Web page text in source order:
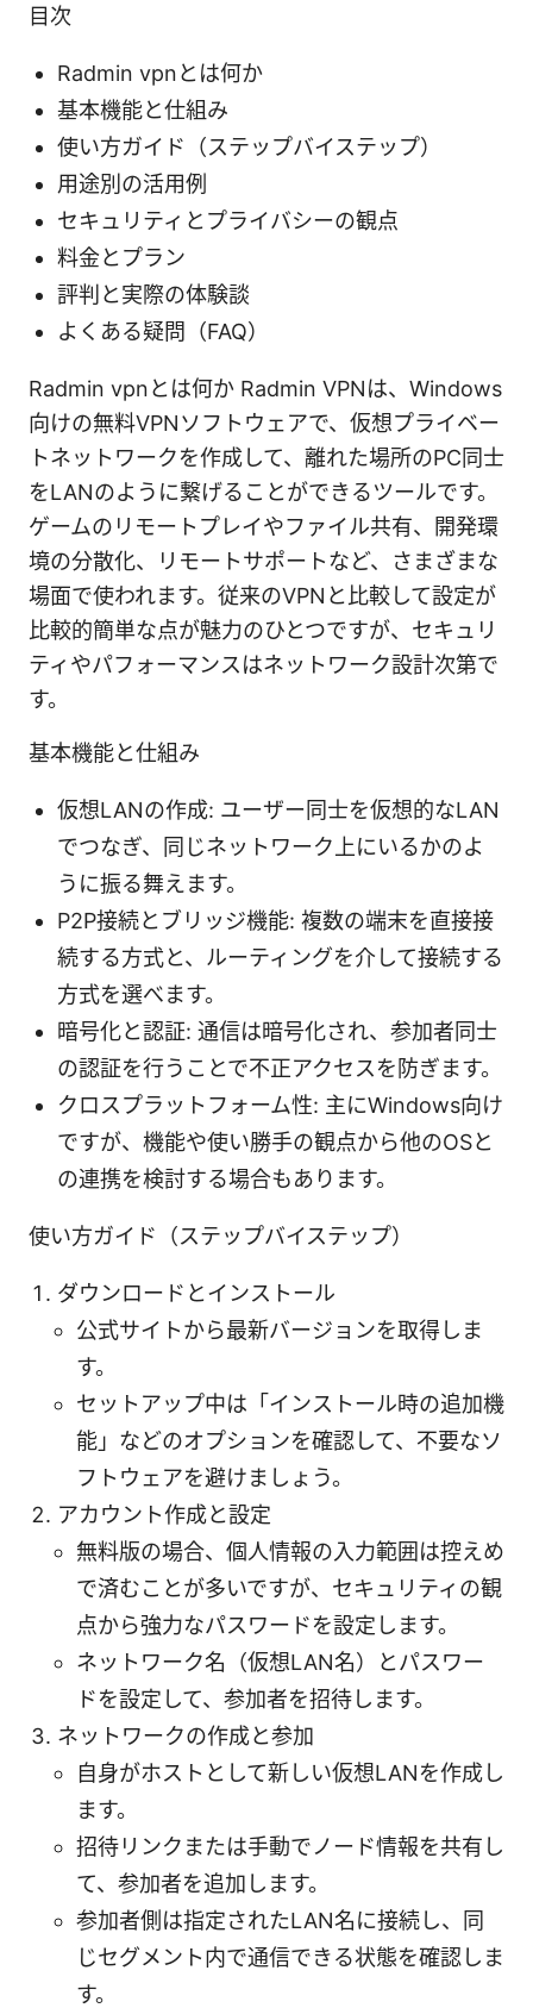
目次
Radmin vpnとは何か
基本機能と仕組み
使い方ガイド（ステップバイステップ）
用途別の活用例
セキュリティとプライバシーの観点
料金とプラン
評判と実際の体験談
よくある疑問（FAQ）
Radmin vpnとは何か Radmin VPNは、Windows
向けの無料VPNソフトウェアで、仮想プライベー
トネットワークを作成して、離れた場所のPC同士
をLANのように繋げることができるツールです。
ゲームのリモートプレイやファイル共有、開発環
境の分散化、リモートサポートなど、さまざまな
場面で使われます。従来のVPNと比較して設定が
比較的簡単な点が魅力のひとつですが、セキュリ
ティやパフォーマンスはネットワーク設計次第で
す。
基本機能と仕組み
仮想LANの作成: ユーザー同士を仮想的なLAN
でつなぎ、同じネットワーク上にいるかのよ
うに振る舞えます。
P2P接続とブリッジ機能: 複数の端末を直接接
続する方式と、ルーティングを介して接続する
方式を選べます。
暗号化と認証: 通信は暗号化され、参加者同士
の認証を行うことで不正アクセスを防ぎます。
クロスプラットフォーム性: 主にWindows向け
ですが、機能や使い勝手の観点から他のOSと
の連携を検討する場合もあります。
使い方ガイド（ステップバイステップ）
ダウンロードとインストール
公式サイトから最新バージョンを取得しま
す。
セットアップ中は「インストール時の追加機
能」などのオプションを確認して、不要なソ
フトウェアを避けましょう。
アカウント作成と設定
無料版の場合、個人情報の入力範囲は控えめ
で済むことが多いですが、セキュリティの観
点から強力なパスワードを設定します。
ネットワーク名（仮想LAN名）とパスワー
ドを設定して、参加者を招待します。
ネットワークの作成と参加
自身がホストとして新しい仮想LANを作成し
ます。
招待リンクまたは手動でノード情報を共有し
て、参加者を追加します。
参加者側は指定されたLAN名に接続し、同
じセグメント内で通信できる状態を確認しま
す。